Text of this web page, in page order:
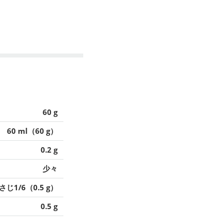
60 g
60 ml（60 g）
0.2 g
少々
じ1/6（0.5 g）
0.5 g